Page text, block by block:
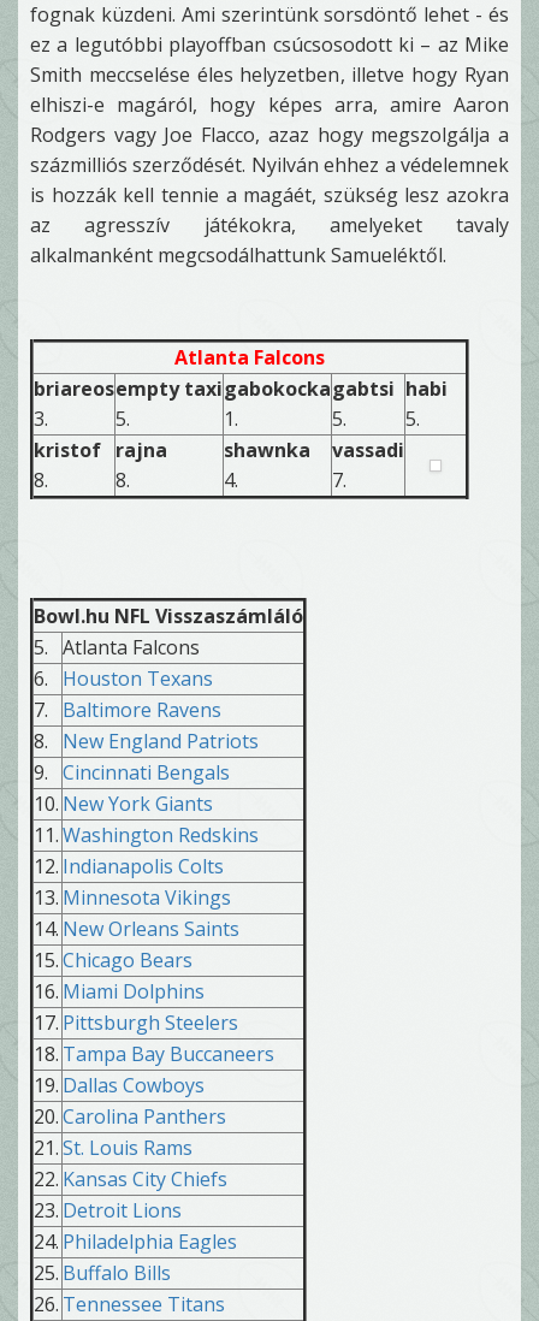
fognak küzdeni. Ami szerintünk sorsdöntő lehet - és
ez a legutóbbi playoffban csúcsosodott ki – az Mike
Smith meccselése éles helyzetben, illetve hogy Ryan
elhiszi-e magáról, hogy képes arra, amire Aaron
Rodgers vagy Joe Flacco, azaz hogy megszolgálja a
százmilliós szerződését. Nyilván ehhez a védelemnek
is hozzák kell tennie a magáét, szükség lesz azokra
az agresszív játékokra, amelyeket tavaly
alkalmanként megcsodálhattunk Samueléktől.
Atlanta Falcons
briareos
3.
empty taxi
5.
gabokocka
1.
gabtsi
5.
habi
5.
kristof
8.
rajna
8.
shawnka
4.
vassadi
7.
Bowl.hu NFL Visszaszámláló
5. Atlanta Falcons
6.
Houston Texans
7.
Baltimore Ravens
8.
New England Patriots
9. Cincinnati Bengals
10. New York Giants
11.Washington Redskins
12. Indianapolis Colts
13. Minnesota Vikings
14. New Orleans Saints
15.Chicago Bears
16. Miami Dolphins
17. Pittsburgh Steelers
18. Tampa Bay Buccaneers
19. Dallas Cowboys
20.Carolina Panthers
21.St. Louis Rams
22. Kansas City Chiefs
23. Detroit Lions
24. Philadelphia Eagles
25. Buffalo Bills
26. Tennessee Titans